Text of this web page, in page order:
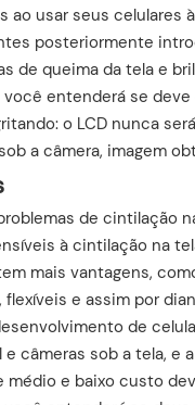
ao usar seus celulares
posteriormente
de queima da tela e
o LCD nunca
a câmera, imagem
de cintilação
à cintilação na
mais vantagens,
e assim por
de
câmeras sob a tela, e
médio e baixo custo